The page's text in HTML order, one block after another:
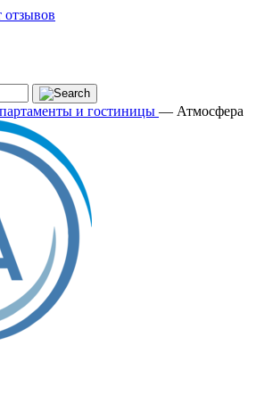
и гостиницы — Атмосфера